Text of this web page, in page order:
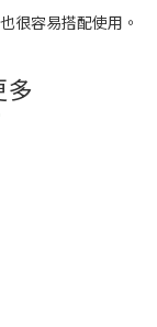
很容易搭配使用。
多